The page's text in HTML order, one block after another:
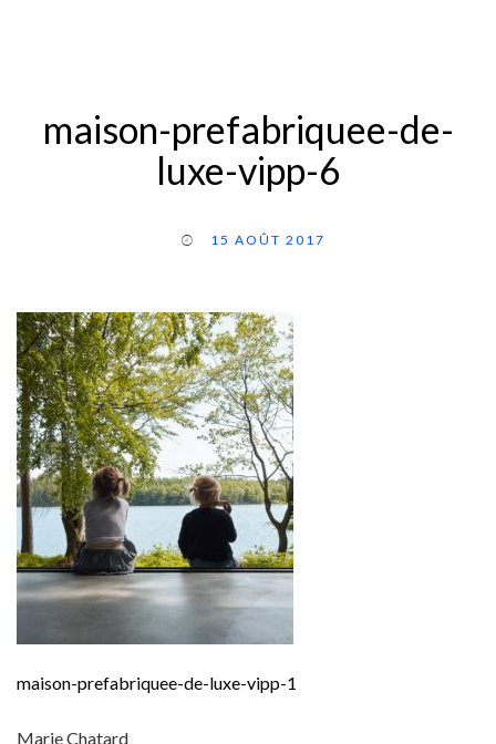
maison-prefabriquee-de-
luxe-vipp-6
15 AOÛT 2017
maison-prefabriquee-de-luxe-vipp-1
Marie Chatard